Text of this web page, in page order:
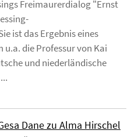
Freimaurerdialog "Ernst
ist das Ergebnis eines
die Professur von Kai
und niederländische
Dane zu Alma Hirschel